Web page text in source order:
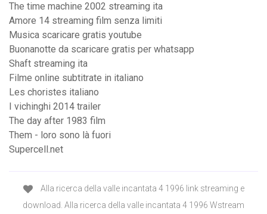
The time machine 2002 streaming ita
Amore 14 streaming film senza limiti
Musica scaricare gratis youtube
Buonanotte da scaricare gratis per whatsapp
Shaft streaming ita
Filme online subtitrate in italiano
Les choristes italiano
I vichinghi 2014 trailer
The day after 1983 film
Them - loro sono là fuori
Supercell.net
Alla ricerca della valle incantata 4 1996 link streaming e
download. Alla ricerca della valle incantata 4 1996 Wstream